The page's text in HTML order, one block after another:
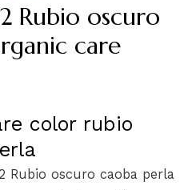
Rubio oscuro
care
color rubio
Rubio oscuro caoba perla